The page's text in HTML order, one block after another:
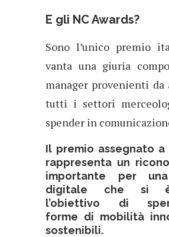
E gli NC Awards?
Sono l’unico premio
vanta una giuria
manager provenienti da
tutti i settori
spender in
Il premio assegnato a
rappresenta un
importante per
digitale che si
l’obiettivo di
forme di mobilità
sostenibili.